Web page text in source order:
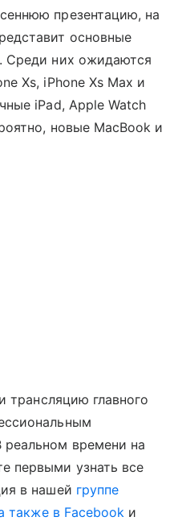
презентацию, на
основные
Среди них ожидаются
Xs, iPhone Xs Max и
iPad, Apple Watch
новые MacBook и
трансляцию главного
времени на
первыми узнать все
в нашей группе
также в Facebook и